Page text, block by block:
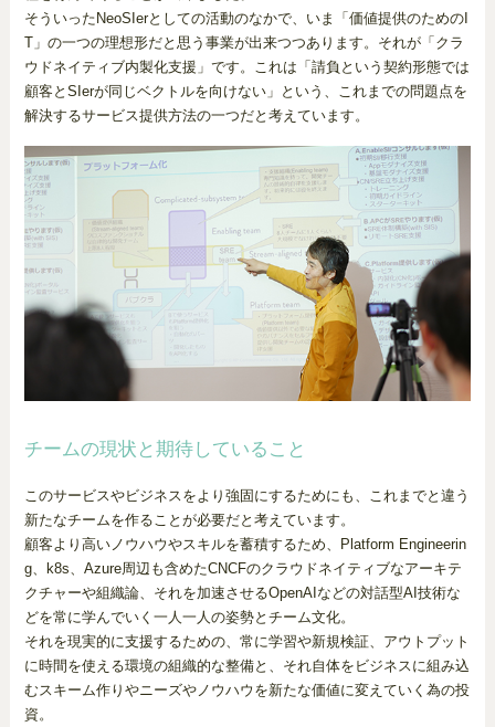
そういったNeoSIerとしての活動のなかで、いま「価値提供のためのI
T」の一つの理想形だと思う事業が出来つつあります。それが「クラ
ウドネイティブ内製化支援」です。これは「請負という契約形態では
顧客とSIerが同じベクトルを向けない」という、これまでの問題点を
解決するサービス提供方法の一つだと考えています。
チームの現状と期待していること
このサービスやビジネスをより強固にするためにも、これまでと違う
新たなチームを作ることが必要だと考えています。
顧客より高いノウハウやスキルを蓄積するため、Platform Engineerin
g、k8s、Azure周辺も含めたCNCFのクラウドネイティブなアーキテ
クチャーや組織論、それを加速させるOpenAIなどの対話型AI技術な
どを常に学んでいく一人一人の姿勢とチーム文化。
それを現実的に支援するための、常に学習や新規検証、アウトプット
に時間を使える環境の組織的な整備と、それ自体をビジネスに組み込
むスキーム作りやニーズやノウハウを新たな価値に変えていく為の投
資。